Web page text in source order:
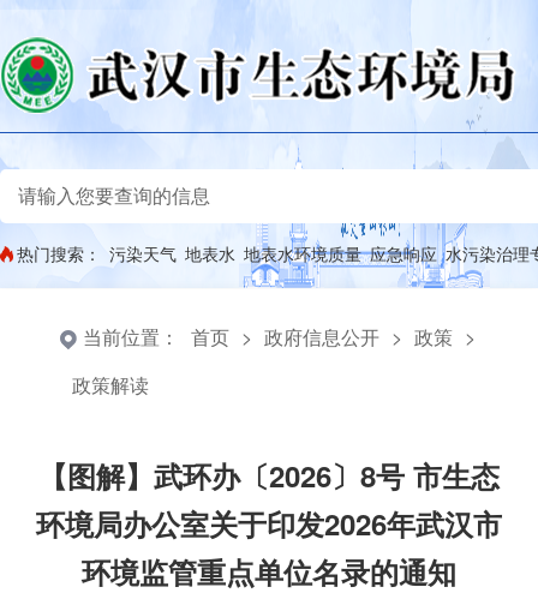
热门搜索： 污染天气 地表水 地表水环境质量 应急响应 水污染治理
当前位置： 首页 > 政府信息公开 > 政策 >
政策解读
【图解】武环办〔2026〕8号 市生态
环境局办公室关于印发2026年武汉市
环境监管重点单位名录的通知